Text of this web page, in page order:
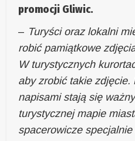
promocji Gliwic.
– Turyści oraz lokalni
robić pamiątkowe
W turystycznych
aby zrobić takie zdjęcie.
napisami stają się
turystycznej mapie
spacerowicze